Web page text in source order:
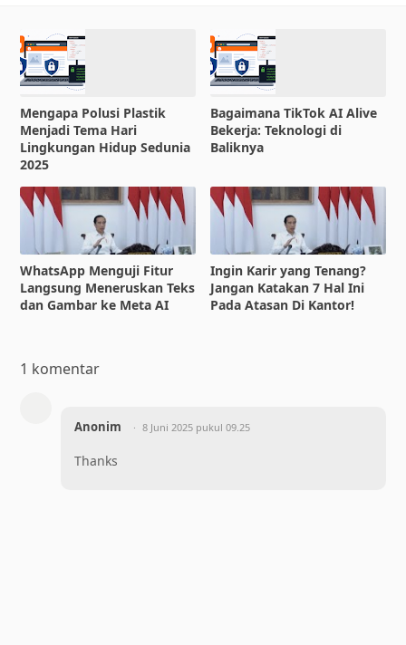
Mengapa Polusi Plastik
Menjadi Tema Hari
Lingkungan Hidup Sedunia
2025
Bagaimana TikTok AI Alive
Bekerja: Teknologi di
Baliknya
WhatsApp Menguji Fitur
Langsung Meneruskan Teks
dan Gambar ke Meta AI
Ingin Karir yang Tenang?
Jangan Katakan 7 Hal Ini
Pada Atasan Di Kantor!
1 komentar
Anonim 8 Juni 2025 pukul 09.25
Thanks